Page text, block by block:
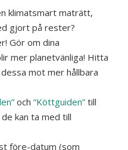
klimatsmart maträtt,
gjort på rester?
Gör om dina
mer planetvänliga! Hitta
mot mer hållbara
och ”Köttguiden” till
kan ta med till
före-datum (som